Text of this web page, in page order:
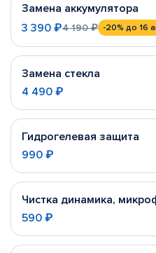
Замена аккумулятора
3 390 ₽4 190 ₽ -20% до 16
Замена стекла
4 490 ₽
Гидрогелевая защита
990 ₽
Чистка динамика,
590 ₽